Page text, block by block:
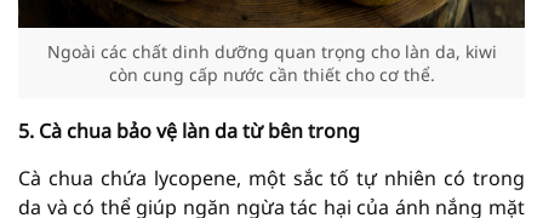
Ngoài các chất dinh dưỡng quan trọng cho làn da, kiwi
còn cung cấp nước cần thiết cho cơ thể.
5. Cà chua bảo vệ làn da từ bên trong
Cà chua chứa lycopene, một sắc tố tự nhiên có trong
da và có thể giúp ngăn ngừa tác hại của ánh nắng mặt